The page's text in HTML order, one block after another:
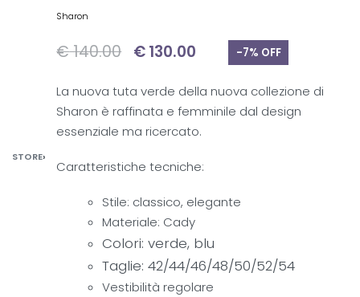
STORE›
Sharon
€140.00 €130.00 -7% OFF
La nuova tuta verde della nuova collezione di
Sharon è raffinata e femminile dal design
essenziale ma ricercato.
Caratteristiche tecniche:
Stile: classico, elegante
Materiale: Cady
Colori: verde, blu
Taglie: 42/44/46/48/50/52/54
Vestibilità regolare